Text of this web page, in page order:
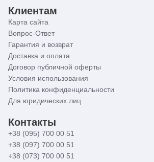
Клиентам
Карта сайта
Вопрос-Ответ
Гарантия и возврат
Доставка и оплата
Договор публичной оферты
Условия использования
Политика конфиденциальности
Для юридических лиц
Контакты
+38 (095) 700 00 51
+38 (097) 700 00 51
+38 (073) 700 00 51